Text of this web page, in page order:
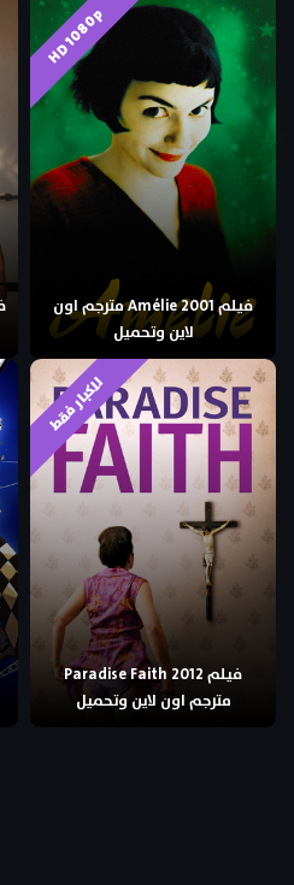
HD 1080p
فيلم Amélie 2001 مترجم اون
لاين وتحميل
للكبار فقط
فيلم Paradise Faith 2012
مترجم اون لاين وتحميل